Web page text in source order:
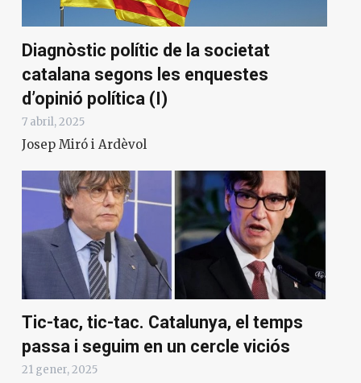
Diagnòstic polític de la societat
catalana segons les enquestes
d’opinió política (I)
7 abril, 2025
Josep Miró i Ardèvol
Tic-tac, tic-tac. Catalunya, el temps
passa i seguim en un cercle viciós
21 gener, 2025